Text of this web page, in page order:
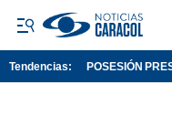
Tendencias: POSESIÓN